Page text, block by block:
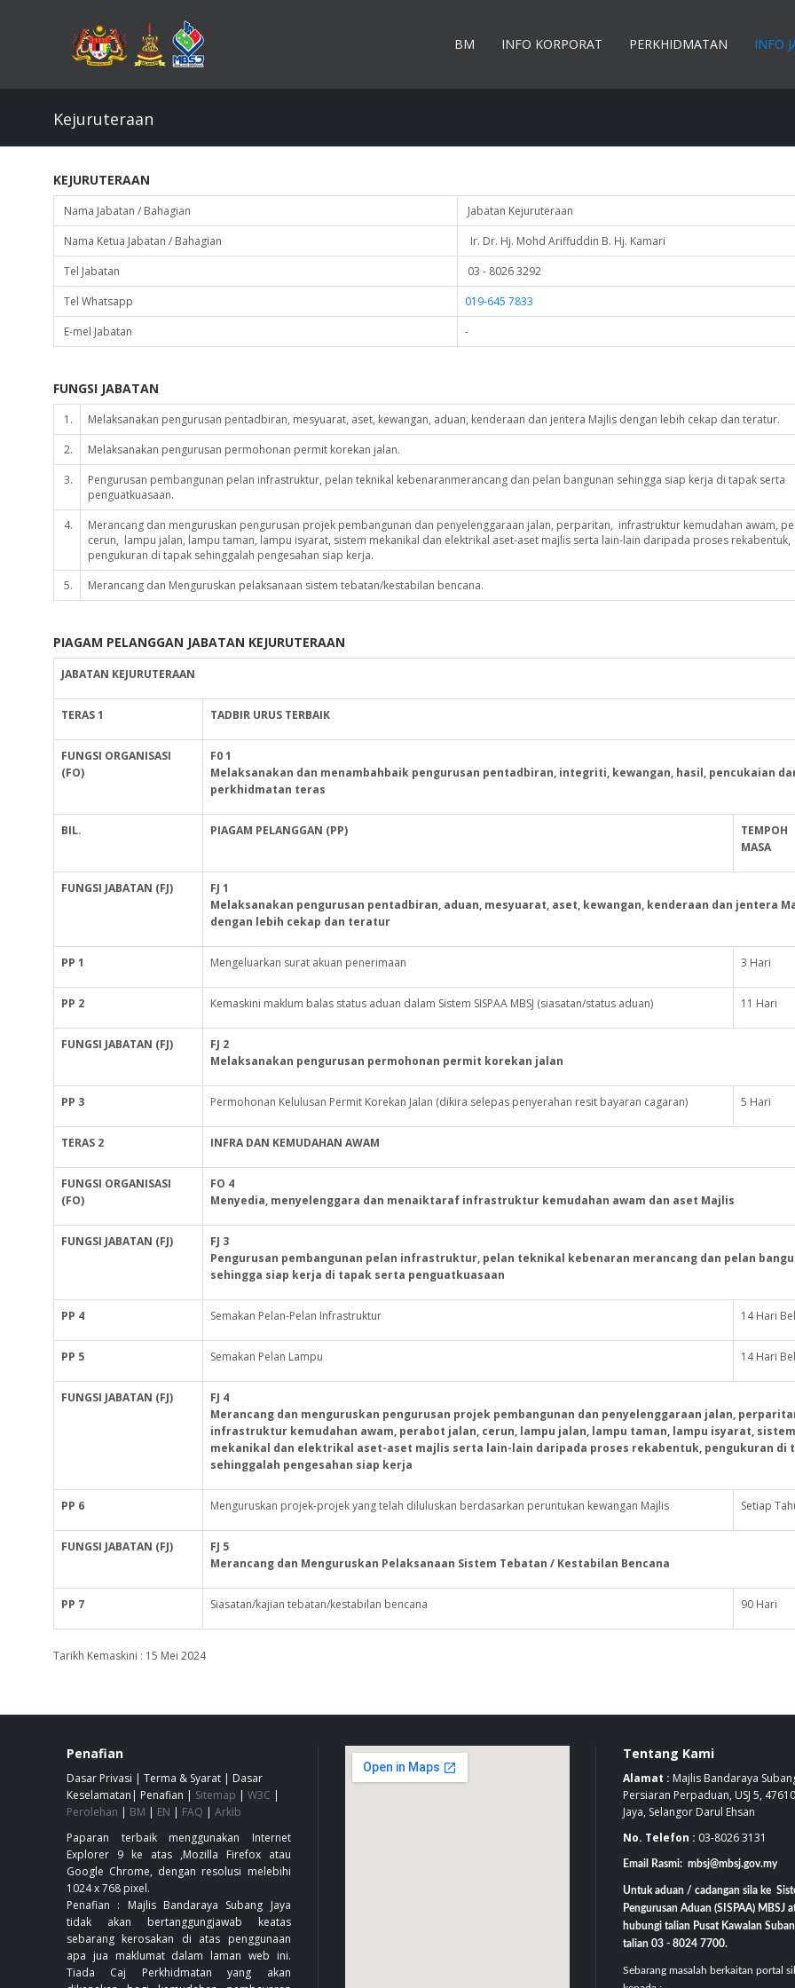
BM INFO KORPORAT PERKHIDMATAN INFO
Kejuruteraan
KEJURUTERAAN
Nama Jabatan / Bahagian
Jabatan Kejuruteraan
Nama Ketua Jabatan / Bahagian
Ir. Dr. Hj. Mohd Ariffuddin B. Hj. Kamari
Tel Jabatan
03 - 8026 3292
Tel Whatsapp
019-645 7833
E-mel Jabatan
-
FUNGSI JABATAN
1.
Melaksanakan pengurusan pentadbiran, mesyuarat, aset, kewangan, aduan, kenderaan dan jentera Majlis dengan lebih cekap dan teratur.
2.
Melaksanakan pengurusan permohonan permit korekan jalan.
3.
Pengurusan pembangunan pelan infrastruktur, pelan teknikal kebenaranmerancang dan pelan bangunan sehingga siap kerja di tapak serta
penguatkuasaan.
4.
Merancang dan menguruskan pengurusan projek pembangunan dan penyelenggaraan jalan, perparitan, infrastruktur kemudahan awam,
cerun, lampu jalan, lampu taman, lampu isyarat, sistem mekanikal dan elektrikal aset-aset majlis serta lain-lain daripada proses rekabentuk,
pengukuran di tapak sehinggalah pengesahan siap kerja.
5.
Merancang dan Menguruskan pelaksanaan sistem tebatan/kestabilan bencana.
PIAGAM PELANGGAN JABATAN KEJURUTERAAN
JABATAN KEJURUTERAAN
TERAS 1 TADBIR URUS TERBAIK
FUNGSI ORGANISASI
(FO)
F0 1
Melaksanakan dan menambahbaik pengurusan pentadbiran, integriti, kewangan, hasil, pencukaian
perkhidmatan teras
BIL. PIAGAM PELANGGAN (PP)
TEMPOH
MASA
FUNGSI JABATAN (FJ)
FJ 1
Melaksanakan pengurusan pentadbiran, aduan, mesyuarat, aset, kewangan, kenderaan dan jentera
dengan lebih cekap dan teratur
PP 1 Mengeluarkan surat akuan penerimaan 3 Hari
PP 2 Kemaskini maklum balas status aduan dalam Sistem SISPAA MBSJ (siasatan/status aduan) 11 Hari
FUNGSI JABATAN (FJ)
FJ 2
Melaksanakan pengurusan permohonan permit korekan jalan
PP 3 Permohonan Kelulusan Permit Korekan Jalan (dikira selepas penyerahan resit bayaran cagaran) 5 Hari
TERAS 2 INFRA DAN KEMUDAHAN AWAM
FUNGSI ORGANISASI
(FO)
FO 4
Menyedia, menyelenggara dan menaiktaraf infrastruktur kemudahan awam dan aset Majlis
FUNGSI JABATAN (FJ)
FJ 3
Pengurusan pembangunan pelan infrastruktur, pelan teknikal kebenaran merancang dan pelan
sehingga siap kerja di tapak serta penguatkuasaan
PP 4 Semakan Pelan-Pelan Infrastruktur 14 Hari
PP 5 Semakan Pelan Lampu 14 Hari
FUNGSI JABATAN (FJ)
FJ 4
Merancang dan menguruskan pengurusan projek pembangunan dan penyelenggaraan jalan,
infrastruktur kemudahan awam, perabot jalan, cerun, lampu jalan, lampu taman, lampu isyarat, sistem
mekanikal dan elektrikal aset-aset majlis serta lain-lain daripada proses rekabentuk, pengukuran di
sehinggalah pengesahan siap kerja
PP 6 Menguruskan projek-projek yang telah diluluskan berdasarkan peruntukan kewangan Majlis Setiap
FUNGSI JABATAN (FJ)
FJ 5
Merancang dan Menguruskan Pelaksanaan Sistem Tebatan / Kestabilan Bencana
PP 7 Siasatan/kajian tebatan/kestabilan bencana 90 Hari
Tarikh Kemaskini : 15 Mei 2024
Penafian
Dasar Privasi | Terma & Syarat | Dasar
Keselamatan | Penafian | Sitemap | W3C |
Perolehan | BM | EN | FAQ | Arkib
Paparan terbaik menggunakan Internet
Explorer 9 ke atas ,Mozilla Firefox atau
Google Chrome, dengan resolusi melebihi
1024 x 768 pixel.
Penafian : Majlis Bandaraya Subang Jaya
tidak akan bertanggungjawab keatas
sebarang kerosakan di atas penggunaan
apa jua maklumat dalam laman web ini.
Tiada Caj Perkhidmatan yang akan
Tentang Kami
Alamat : Majlis Bandaraya
Persiaran Perpaduan, USJ 5,
Jaya, Selangor Darul Ehsan
No. Telefon : 03-8026 3131
Email Rasmi: mbsj@mbsj.gov.my
Untuk aduan / cadangan sila ke
Pengurusan Aduan (SISPAA) MBSJ
hubungi talian Pusat Kawalan
talian 03 - 8024 7700.
Sebarang masalah berkaitan portal